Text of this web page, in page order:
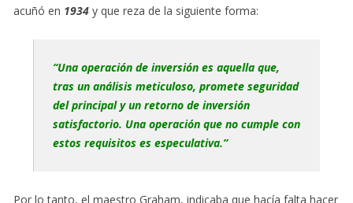
acuñó en 1934 y que reza de la siguiente forma:
“Una operación de inversión es aquella que,
tras un análisis meticuloso, promete seguridad
del principal y un retorno de inversión
satisfactorio. Una operación que no cumple con
estos requisitos es especulativa.”
Por lo tanto, el maestro Graham, indicaba que hacía falta hacer